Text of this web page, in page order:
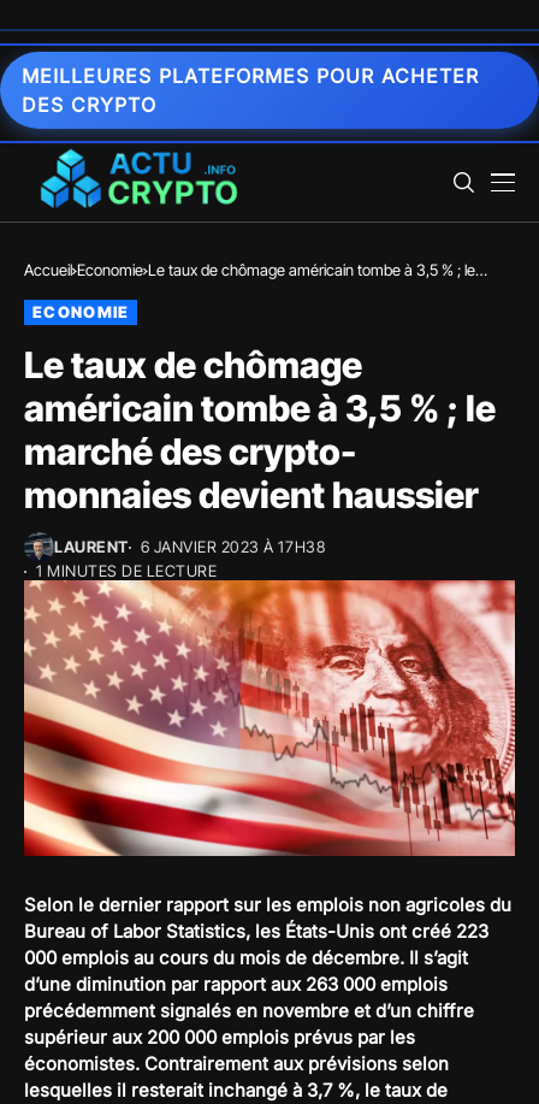
MEILLEURES PLATEFORMES POUR ACHETER
DES CRYPTO
Accueil Economie Le taux de chômage américain tombe à 3,5 % ; le
ECONOMIE
Le taux de chômage
américain tombe à 3,5 % ; le
marché des crypto-
monnaies devient haussier
LAURENT
6 JANVIER 2023 À 17H38
1 MINUTES DE LECTURE
Selon le dernier rapport sur les emplois non agricoles du
Bureau of Labor Statistics, les États-Unis ont créé 223
000 emplois au cours du mois de décembre. Il s’agit
d’une diminution par rapport aux 263 000 emplois
précédemment signalés en novembre et d’un chiffre
supérieur aux 200 000 emplois prévus par les
économistes. Contrairement aux prévisions selon
lesquelles il resterait inchangé à 3,7 %, le taux de